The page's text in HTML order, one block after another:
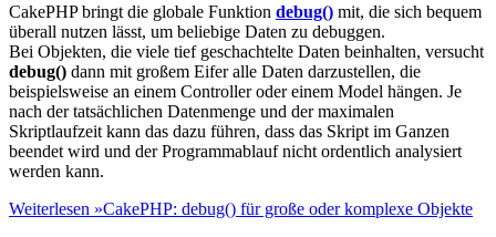
CakePHP bringt die globale Funktion debug() mit, die sich bequem
überall nutzen lässt, um beliebige Daten zu debuggen.
Bei Objekten, die viele tief geschachtelte Daten beinhalten, versucht
debug() dann mit großem Eifer alle Daten darzustellen, die
beispielsweise an einem Controller oder einem Model hängen. Je
nach der tatsächlichen Datenmenge und der maximalen
Skriptlaufzeit kann das dazu führen, dass das Skript im Ganzen
beendet wird und der Programmablauf nicht ordentlich analysiert
werden kann.
Weiterlesen »CakePHP: debug() für große oder komplexe Objekte